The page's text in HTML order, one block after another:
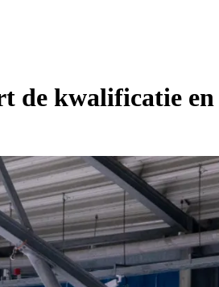
de kwalificatie